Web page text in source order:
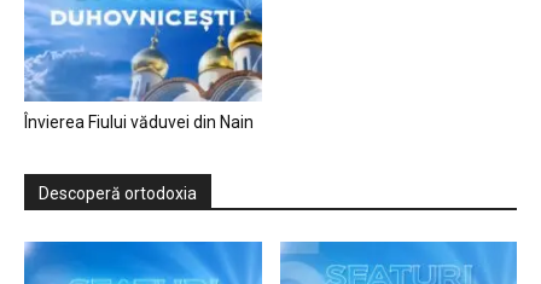
Învierea Fiului văduvei din Nain
Descoperă ortodoxia